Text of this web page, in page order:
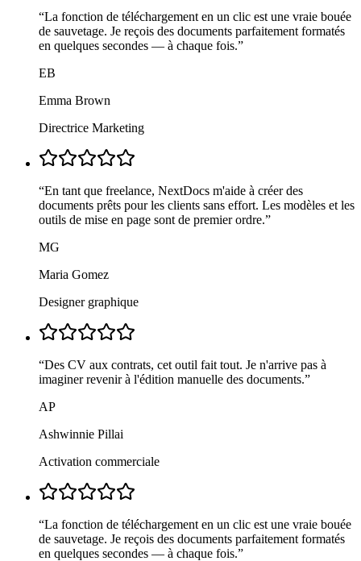
“La fonction de téléchargement en un clic est une vraie bouée
de sauvetage. Je reçois des documents parfaitement formatés
en quelques secondes — à chaque fois.”
EB
Emma Brown
Directrice Marketing
“En tant que freelance, NextDocs m'aide à créer des
documents prêts pour les clients sans effort. Les modèles et les
outils de mise en page sont de premier ordre.”
MG
Maria Gomez
Designer graphique
“Des CV aux contrats, cet outil fait tout. Je n'arrive pas à
imaginer revenir à l'édition manuelle des documents.”
AP
Ashwinnie Pillai
Activation commerciale
“La fonction de téléchargement en un clic est une vraie bouée
de sauvetage. Je reçois des documents parfaitement formatés
en quelques secondes — à chaque fois.”